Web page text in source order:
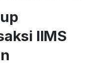
IIMS